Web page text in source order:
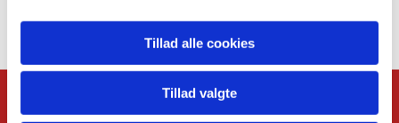
Tillad alle cookies
Tillad valgte
KONTAKT